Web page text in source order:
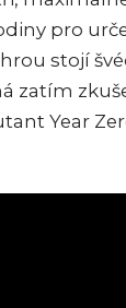
pro
stojí
zatím
Year